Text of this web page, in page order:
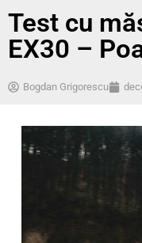
Test cu
EX30 –
Bogdan Grigorescu